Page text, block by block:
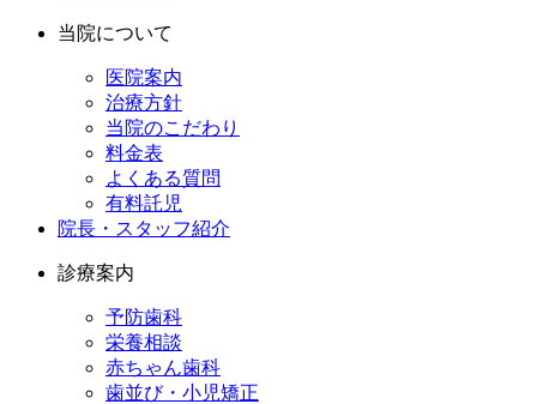
当院について
医院案内
治療方針
当院のこだわり
料金表
よくある質問
有料託児
院長・スタッフ紹介
診療案内
予防歯科
栄養相談
赤ちゃん歯科
歯並び・小児矯正